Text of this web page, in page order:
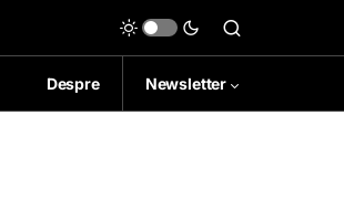
Despre Newsletter